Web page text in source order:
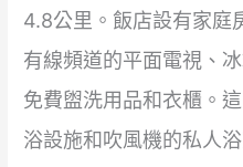
4.8公里。飯店設有家庭
有線頻道的平面電視、
免費盥洗用品和衣櫃。
浴設施和吹風機的私人